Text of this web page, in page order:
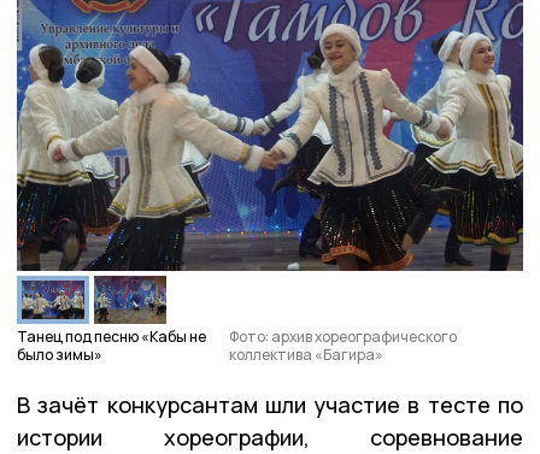
Танец под песню «Кабы не
было зимы»
Фото: архив хореографического
коллектива «Багира»
В зачёт конкурсантам шли участие в тесте по
истории хореографии, соревнование